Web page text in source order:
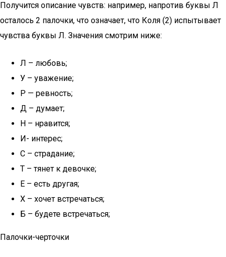
Получится описание чувств: например, напротив буквы Л
осталось 2 палочки, что означает, что Коля (2) испытывает
чувства буквы Л. Значения смотрим ниже:
Л – любовь;
У – уважение;
Р — ревность;
Д – думает;
Н – нравится;
И- интерес;
С – страдание;
Т – тянет к девочке;
Е – есть другая;
Х – хочет встречаться;
Б – будете встречаться;
Палочки-черточки